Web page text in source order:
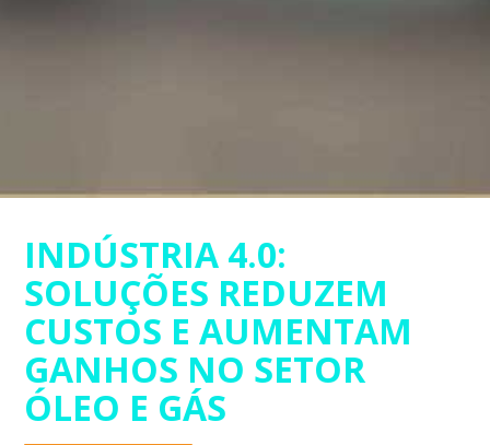
INDÚSTRIA 4.0:
SOLUÇÕES REDUZEM
CUSTOS E AUMENTAM
GANHOS NO SETOR
ÓLEO E GÁS